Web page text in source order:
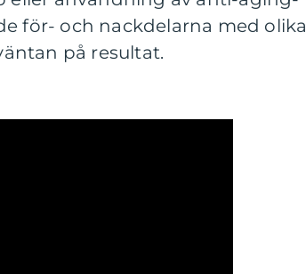
för- och nackdelarna med olika
på resultat.